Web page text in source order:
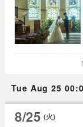
Tue Aug 25
8/25 (火)